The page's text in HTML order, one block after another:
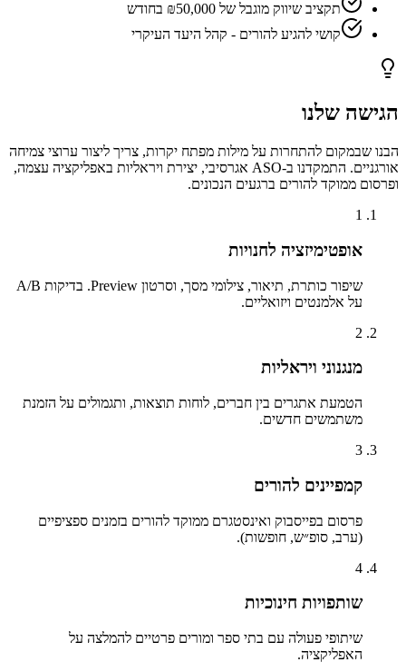
תקציב שיווק מוגבל של ₪50,000 בחודש
קושי להגיע להורים - קהל היעד העיקרי
הגישה שלנו
הבנו שבמקום להתחרות על מילות מפתח יקרות, צריך ליצור ערוצי צמיחה
אורגניים. התמקדנו ב-ASO אגרסיבי, יצירת ויראליות באפליקציה עצמה,
ופרסום ממוקד להורים ברגעים הנכונים.
1
אופטימיזציה לחנויות
שיפור כותרת, תיאור, צילומי מסך, וסרטון Preview. בדיקות A/B
על אלמנטים ויזואליים.
2
מנגנוני ויראליות
הטמעת אתגרים בין חברים, לוחות תוצאות, ותגמולים על הזמנת
משתמשים חדשים.
3
קמפיינים להורים
פרסום בפייסבוק ואינסטגרם ממוקד להורים בזמנים ספציפיים
(ערב, סופ״ש, חופשות).
4
שותפויות חינוכיות
שיתופי פעולה עם בתי ספר ומורים פרטיים להמלצה על
האפליקציה.